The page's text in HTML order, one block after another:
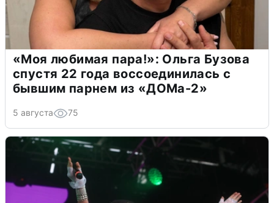
«Моя любимая пара!»: Ольга Бузова
спустя 22 года воссоединилась с
бывшим парнем из «ДОМа-2»
5 августа 75